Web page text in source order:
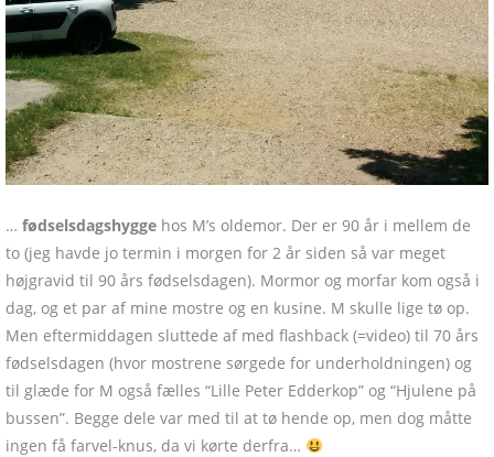
… fødselsdagshygge hos M’s oldemor. Der er 90 år i mellem de
to (jeg havde jo termin i morgen for 2 år siden så var meget
højgravid til 90 års fødselsdagen). Mormor og morfar kom også i
dag, og et par af mine mostre og en kusine. M skulle lige tø op.
Men eftermiddagen sluttede af med flashback (=video) til 70 års
fødselsdagen (hvor mostrene sørgede for underholdningen) og
til glæde for M også fælles “Lille Peter Edderkop” og “Hjulene på
bussen”. Begge dele var med til at tø hende op, men dog måtte
ingen få farvel-knus, da vi kørte derfra…